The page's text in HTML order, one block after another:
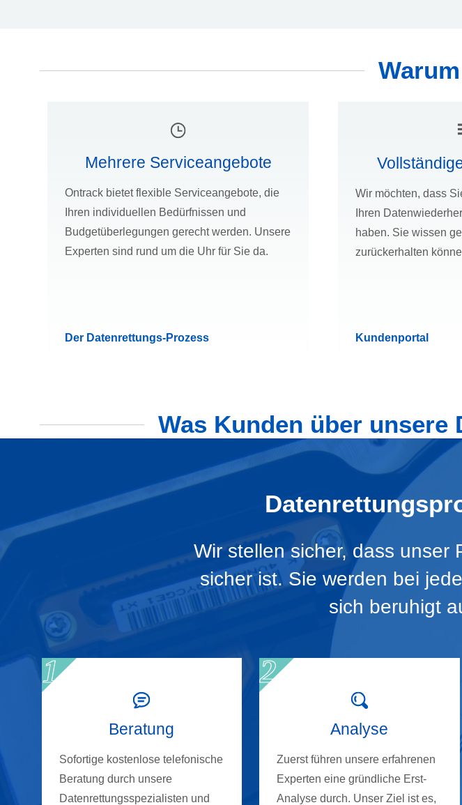
Mehrere Serviceangebote
Ontrack bietet flexible Serviceangebote, die
Ihren individuellen Bedürfnissen und
Budgetüberlegungen gerecht werden. Unsere
Experten sind rund um die Uhr für Sie da.
Der Datenrettungs-Prozess
Wir möchten, dass
Ihren
haben. Sie wissen
zurückerhalten
Kundenportal
Was Kunden über unsere
Wir stellen sicher, dass unser
sicher ist. Sie werden bei
sich beruhigt
Beratung
Sofortige kostenlose telefonische
Beratung durch unsere
Datenrettungsspezialisten und
Analyse
Zuerst führen unsere erfahrenen
Experten eine gründliche Erst-
Analyse durch. Unser Ziel ist es,